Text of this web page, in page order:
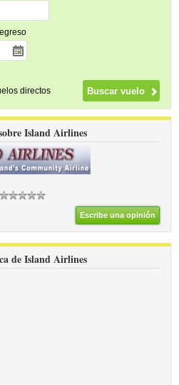
directos
Island Airlines
Escribe una opinión
de Island Airlines